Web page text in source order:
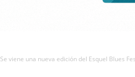
Se viene una nueva edición del Esquel Blues